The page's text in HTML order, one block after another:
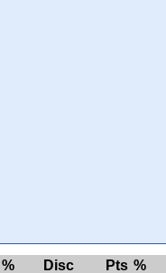
% Disc Pts %